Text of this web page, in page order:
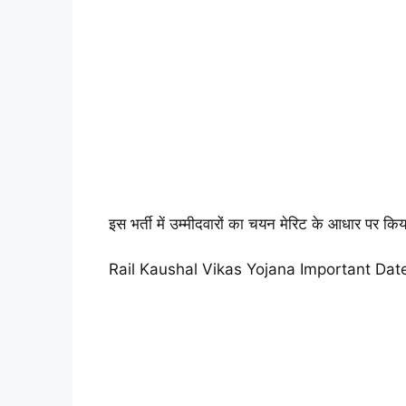
इस भर्ती में उम्मीदवारों का चयन मेरिट के आधार पर
Rail Kaushal Vikas Yojana Important